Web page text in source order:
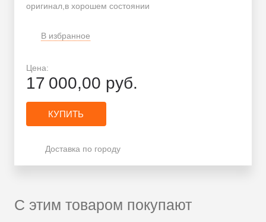
оригинал,в хорошем состоянии
В избранное
Цена:
17 000,00 руб.
КУПИТЬ
Доставка по городу
С этим товаром покупают